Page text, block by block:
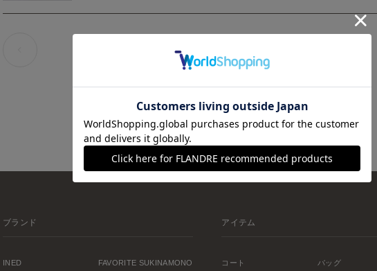
ブランド
INED FAVORITE SUKINAMONO
アイテム
コート バッグ